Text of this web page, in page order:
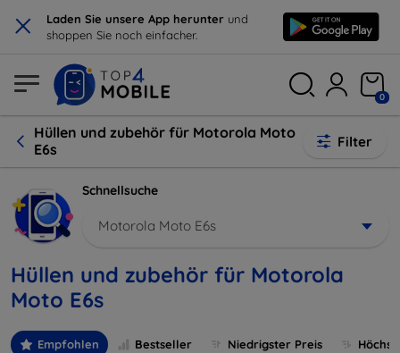
× Laden Sie unsere App herunter und
shoppen Sie noch einfacher.
0
Hüllen und zubehör für Motorola Moto
E6s
Filter
Schnellsuche
Motorola Moto E6s
Hüllen und zubehör für Motorola
Moto E6s
Empfohlen Bestseller Niedrigster Preis